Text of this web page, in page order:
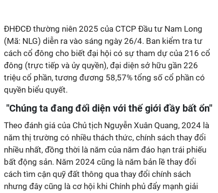
ĐHĐCĐ thường niên 2025 của CTCP Đầu tư Nam Long
(Mã: NLG) diễn ra vào sáng ngày 26/4. Ban kiểm tra tư
cách cổ đông cho biết đại hội có sự tham dự của 216 cổ
đông (trực tiếp và ủy quyền), đại diện sở hữu gần 226
triệu cổ phần, tương đương 58,57% tổng số cổ phần có
quyền biểu quyết.
"Chúng ta đang đối diện với thế giới đầy bất ổn"
Theo đánh giá của Chủ tịch Nguyễn Xuân Quang, 2024 là
năm thị trường có nhiều thách thức, chính sách thay đổi
nhiều nhất, đồng thời là năm của năm đáo hạn trái phiếu
bất động sản. Năm 2024 cũng là năm bản lề thay đổi
cách tìm cận quỹ đất thông qua thay đổi chính sách
nhưng đây cũng là cơ hội khi Chính phủ đẩy mạnh giải